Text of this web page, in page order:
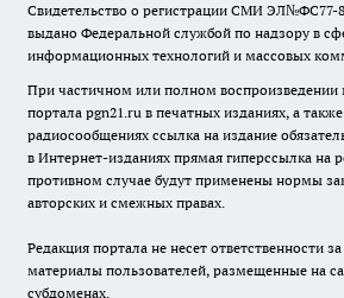
Свидетельство о регистрации СМИ ЭЛ№ФС77-
выдано Федеральной службой по надзору в
информационных технологий и массовых
При частичном или полном воспроизведении
портала pgn21.ru в печатных изданиях, а
радиосообщениях ссылка на издание
в Интернет-изданиях прямая гиперссылка на
противном случае будут применены нормы
авторских и смежных правах.
Редакция портала не несет ответственности
материалы пользователей, размещенные на
субдоменах.